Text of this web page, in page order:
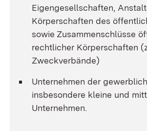
Eigengesellschaften,
Körperschaften des
sowie Zusammenschlüsse
rechtlicher Körperschaften
Zweckverbände)
Unternehmen der
insbesondere kleine und
Unternehmen.